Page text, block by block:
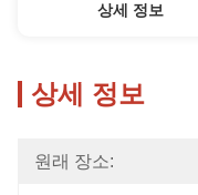
상세 정보
상세 정보
원래 장소: